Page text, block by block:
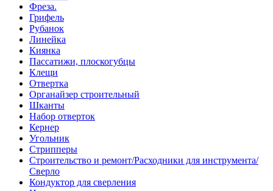
Фреза.
Грифель
Рубанок
Линейка
Киянка
Пассатижи, плоскогубцы
Клещи
Отвертка
Органайзер строительный
Шканты
Набор отверток
Кернер
Угольник
Стрипперы
Строительство и ремонт/Расходники для инструмента/
Сверло
Кондуктор для сверления